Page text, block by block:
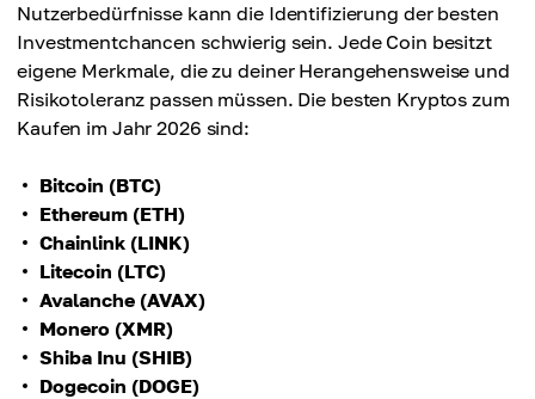
Nutzerbedürfnisse kann die Identifizierung der besten
Investmentchancen schwierig sein. Jede Coin besitzt
eigene Merkmale, die zu deiner Herangehensweise und
Risikotoleranz passen müssen. Die besten Kryptos zum
Kaufen im Jahr 2026 sind:
Bitcoin (BTC)
Ethereum (ETH)
Chainlink (LINK)
Litecoin (LTC)
Avalanche (AVAX)
Monero (XMR)
Shiba Inu (SHIB)
Dogecoin (DOGE)